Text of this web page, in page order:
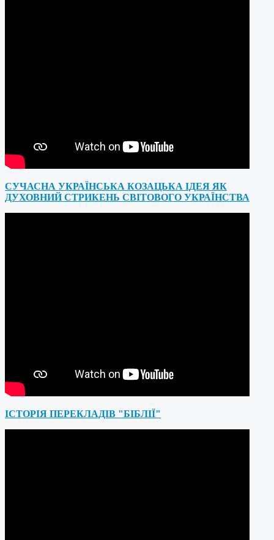
СУЧАСНА УКРАЇНСЬКА КОЗАЦЬКА ІДЕЯ ЯК
ДУХОВНИЙ СТРИКЕНЬ СВІТОВОГО УКРАЇНСТВА
ІСТОРІЯ ПЕРЕКЛАДІВ "БІБЛІЇ"